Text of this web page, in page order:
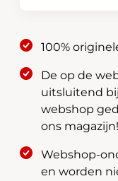
600B
aantal
100%
De op de
uitsluitend
webshop
ons magazijn!
Webshop-
en worden